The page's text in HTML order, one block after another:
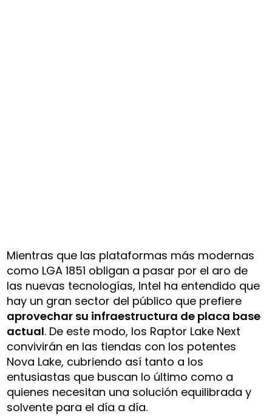
Mientras que las plataformas más modernas
como LGA 1851 obligan a pasar por el aro de
las nuevas tecnologías, Intel ha entendido que
hay un gran sector del público que prefiere
aprovechar su infraestructura de placa base
actual. De este modo, los Raptor Lake Next
convivirán en las tiendas con los potentes
Nova Lake, cubriendo así tanto a los
entusiastas que buscan lo último como a
quienes necesitan una solución equilibrada y
solvente para el día a día.